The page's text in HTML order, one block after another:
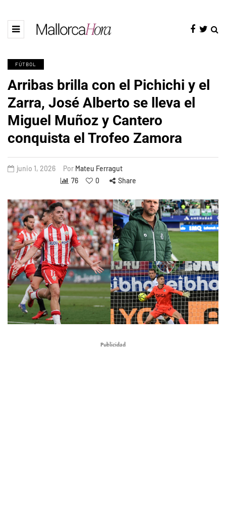
FÚTBOL
Arribas brilla con el Pichichi y el
Zarra, José Alberto se lleva el
Miguel Muñoz y Cantero
conquista el Trofeo Zamora
junio 1, 2026 Por Mateu Ferragut
76
0 Share
Publicidad